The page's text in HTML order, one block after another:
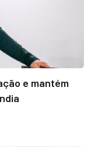
e mantém